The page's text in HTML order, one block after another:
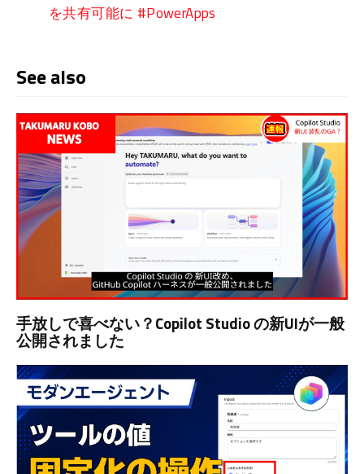
を共有可能に #PowerApps
See also
手放しで喜べない？Copilot Studio の新UIが一般
公開されました